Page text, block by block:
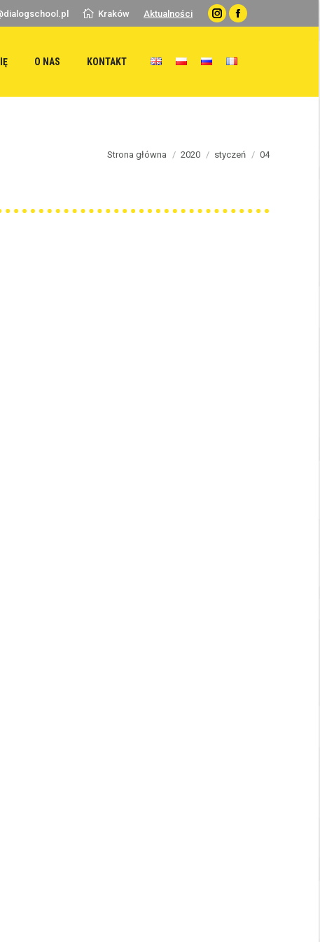
Kraków Aktualności
InstagramFacebook
O NAS KONTAKT
Strona główna 2020 styczeń 04